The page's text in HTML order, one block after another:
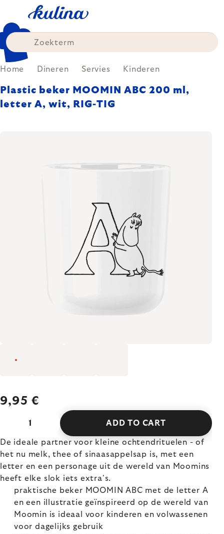
content
Home Dineren Servies Kinderen
Plastic beker MOOMIN ABC 200 ml,
letter A, wit, RIG-TIG
9,95 €
ADD TO CART
De ideale partner voor kleine ochtendrituelen - of
het nu melk, thee of sinaasappelsap is, met een
letter en een personage uit de wereld van Moomins
heeft elke slok iets extra's.
praktische beker MOOMIN ABC met de letter A
en een illustratie geïnspireerd op de wereld van
Moomin is ideaal voor kinderen en volwassenen
voor dagelijks gebruik